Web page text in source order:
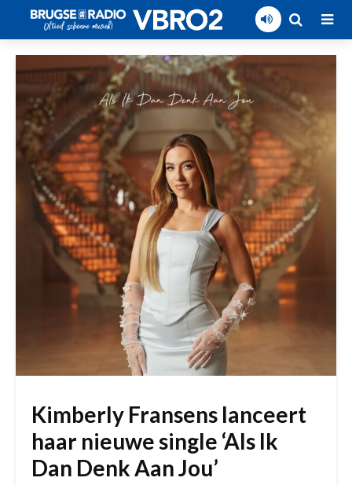
Kimberly Fransens lanceert
haar nieuwe single ‘Als Ik
Dan Denk Aan Jou’